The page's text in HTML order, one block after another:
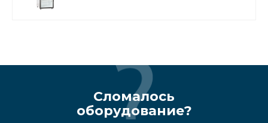
Сломалось
оборудование?